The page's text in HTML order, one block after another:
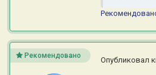
Рекомендовано Опубликовал